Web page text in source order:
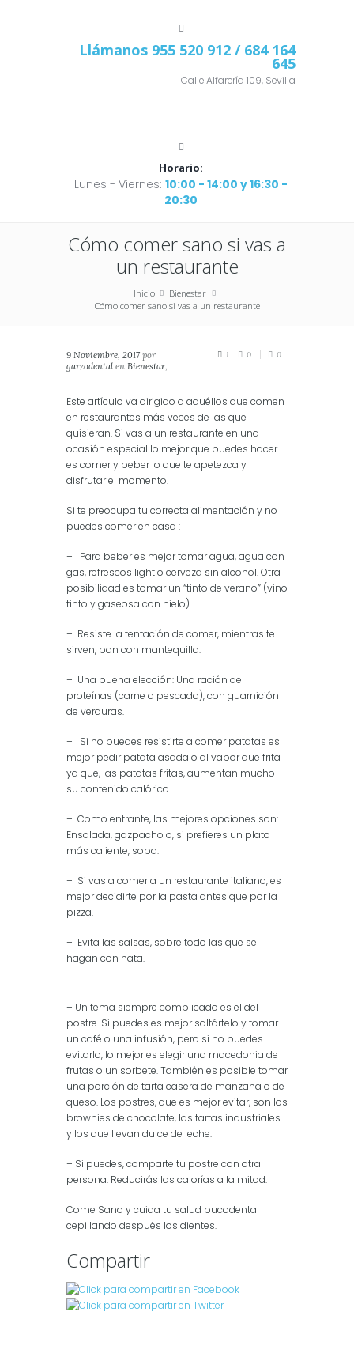
Llámanos 955 520 912 / 684 164
645
Calle Alfarería 109, Sevilla
Horario:
Lunes - Viernes: 10:00 - 14:00 y 16:30 -
20:30
Cómo comer sano si vas a
un restaurante
Inicio
Bienestar
Cómo comer sano si vas a un restaurante
9 Noviembre, 2017 por
garzodental en Bienestar
1 0 0
Este artículo va dirigido a aquéllos que comen
en restaurantes más veces de las que
quisieran. Si vas a un restaurante en una
ocasión especial lo mejor que puedes hacer
es comer y beber lo que te apetezca y
disfrutar el momento.
Si te preocupa tu correcta alimentación y no
puedes comer en casa :
– Para beber es mejor tomar agua, agua con
gas, refrescos light o cerveza sin alcohol. Otra
posibilidad es tomar un “tinto de verano” (vino
tinto y gaseosa con hielo).
– Resiste la tentación de comer, mientras te
sirven, pan con mantequilla.
– Una buena elección: Una ración de
proteínas (carne o pescado), con guarnición
de verduras.
– Si no puedes resistirte a comer patatas es
mejor pedir patata asada o al vapor que frita
ya que, las patatas fritas, aumentan mucho
su contenido calórico.
– Como entrante, las mejores opciones son:
Ensalada, gazpacho o, si prefieres un plato
más caliente, sopa.
– Si vas a comer a un restaurante italiano, es
mejor decidirte por la pasta antes que por la
pizza.
– Evita las salsas, sobre todo las que se
hagan con nata.
– Un tema siempre complicado es el del
postre. Si puedes es mejor saltártelo y tomar
un café o una infusión, pero si no puedes
evitarlo, lo mejor es elegir una macedonia de
frutas o un sorbete. También es posible tomar
una porción de tarta casera de manzana o de
queso. Los postres, que es mejor evitar, son los
brownies de chocolate, las tartas industriales
y los que llevan dulce de leche.
– Si puedes, comparte tu postre con otra
persona. Reducirás las calorías a la mitad.
Come Sano y cuida tu salud bucodental
cepillando después los dientes.
Compartir